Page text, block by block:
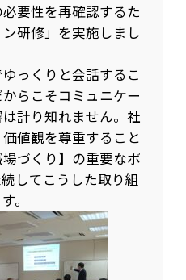
要性を再確認するた
研修」を実施しまし
っくりと会話するこ
らこそコミュニケー
計り知れません。社
値観を尊重すること
づくり】の重要なポ
してこうした取り組
。